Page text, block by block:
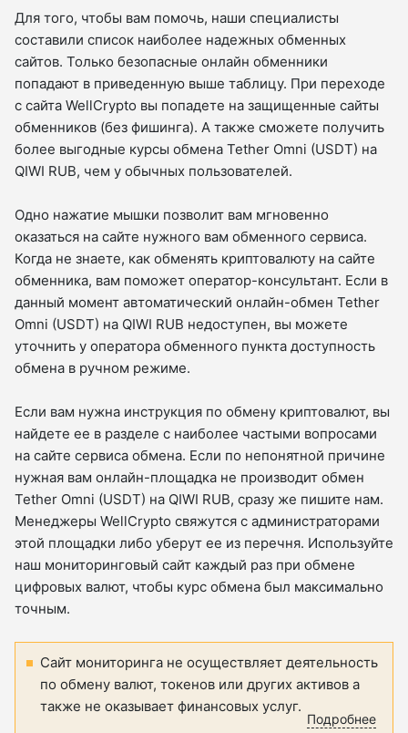
Для того, чтобы вам помочь, наши специалисты
составили список наиболее надежных обменных
сайтов. Только безопасные онлайн обменники
попадают в приведенную выше таблицу. При переходе
с сайта WellCrypto вы попадете на защищенные сайты
обменников (без фишинга). А также сможете получить
более выгодные курсы обмена Tether Omni (USDT) на
QIWI RUB, чем у обычных пользователей.
Одно нажатие мышки позволит вам мгновенно
оказаться на сайте нужного вам обменного сервиса.
Когда не знаете, как обменять криптовалюту на сайте
обменника, вам поможет оператор-консультант. Если в
данный момент автоматический онлайн-обмен Tether
Omni (USDT) на QIWI RUB недоступен, вы можете
уточнить у оператора обменного пункта доступность
обмена в ручном режиме.
Если вам нужна инструкция по обмену криптовалют, вы
найдете ее в разделе с наиболее частыми вопросами
на сайте сервиса обмена. Если по непонятной причине
нужная вам онлайн-площадка не производит обмен
Tether Omni (USDT) на QIWI RUB, сразу же пишите нам.
Менеджеры WellCrypto свяжутся с администраторами
этой площадки либо уберут ее из перечня. Используйте
наш мониторинговый сайт каждый раз при обмене
цифровых валют, чтобы курс обмена был максимально
точным.
Сайт мониторинга не осуществляет деятельность
по обмену валют, токенов или других активов а
также не оказывает финансовых услуг.
Подробнее